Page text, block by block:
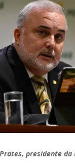
presidente da